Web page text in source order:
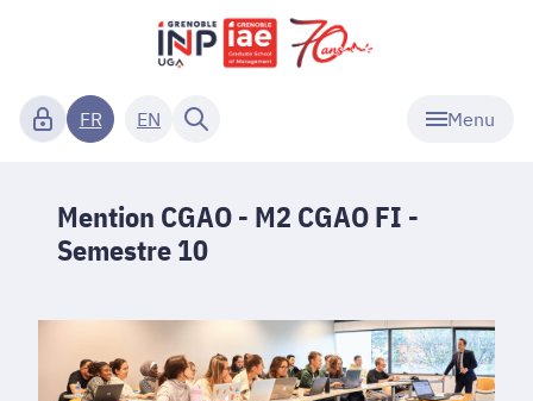
Menu
FR EN
Mention CGAO - M2 CGAO FI -
Semestre 10